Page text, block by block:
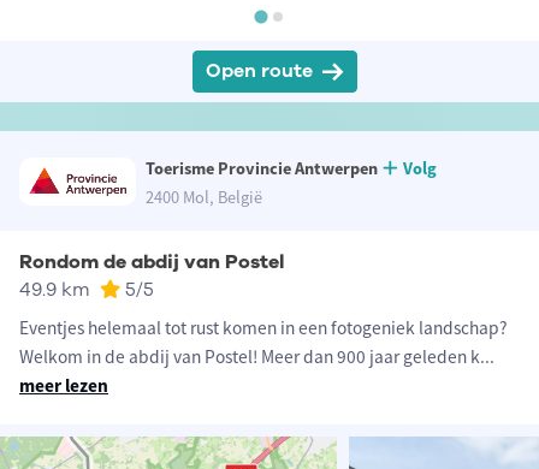
Open route
Toerisme Provincie Antwerpen
Volg
2400 Mol, België
Rondom de abdij van Postel
49.9 km 5/5
Eventjes helemaal tot rust komen in een fotogeniek landschap?
Welkom in de abdij van Postel! Meer dan 900 jaar geleden k...
meer lezen